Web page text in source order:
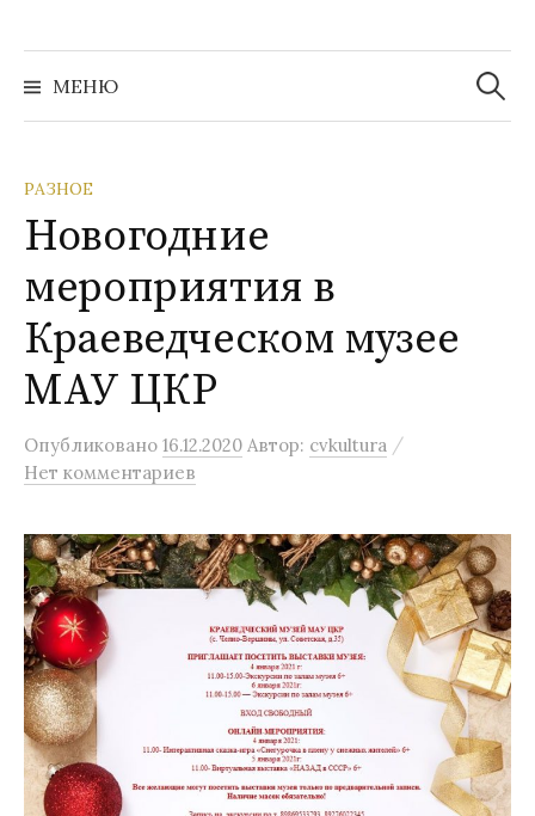
МЕНЮ
Найти:
РАЗНОЕ
Новогодние
мероприятия в
Краеведческом музее
МАУ ЦКР
Опубликовано 16.12.2020 Автор: cvkultura /
Нет комментариев